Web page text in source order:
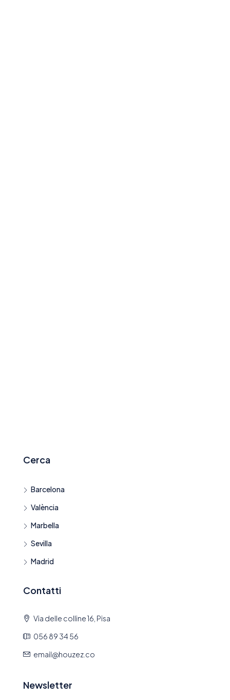
Cerca
Barcelona
València
Marbella
Sevilla
Madrid
Contatti
Via delle colline 16, Pisa
056 89 34 56
email@houzez.co
Newsletter